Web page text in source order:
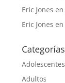
Eric Jones en
Eric Jones en
Categorías
Adolescentes
Adultos